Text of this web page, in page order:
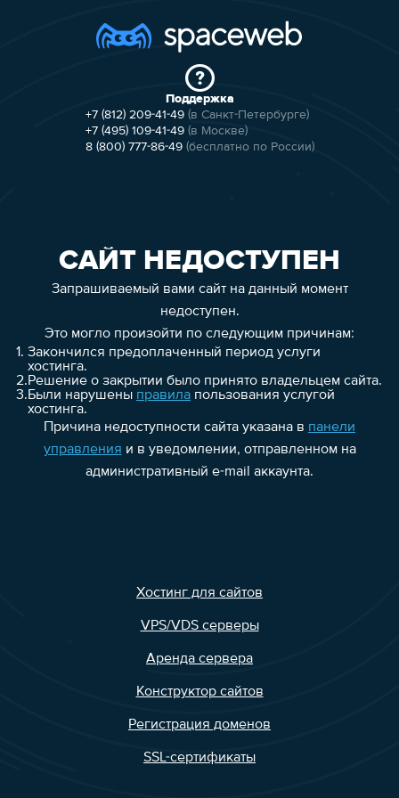
Поддержка
+7 (812) 209-41-49 (в Санкт-Петербурге)
+7 (495) 109-41-49 (в Москве)
8 (800) 777-86-49 (бесплатно по России)
САЙТ НЕДОСТУПЕН
Запрашиваемый вами сайт на данный момент
недоступен.
Это могло произойти по следующим причинам:
1. Закончился предоплаченный период услуги
хостинга.
2.Решение о закрытии было принято владельцем сайта.
3.Были нарушены правилапользования услугой
хостинга.
Причина недоступности сайта указана в панели
управления и в уведомлении, отправленном на
административный e-mail аккаунта.
Хостинг для сайтов
VPS/VDS серверы
Аренда сервера
Конструктор сайтов
Регистрация доменов
SSL-сертификаты